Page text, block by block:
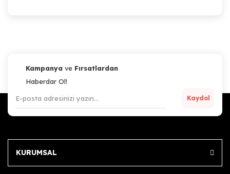
Kampanya ve Fırsatlardan
Haberdar Ol!
Kaydol
KURUMSAL